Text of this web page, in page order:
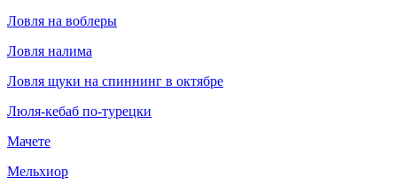
Ловля на воблеры
Ловля налима
Ловля щуки на спиннинг в октябре
Люля-кебаб по-турецки
Мачете
Мельхиор